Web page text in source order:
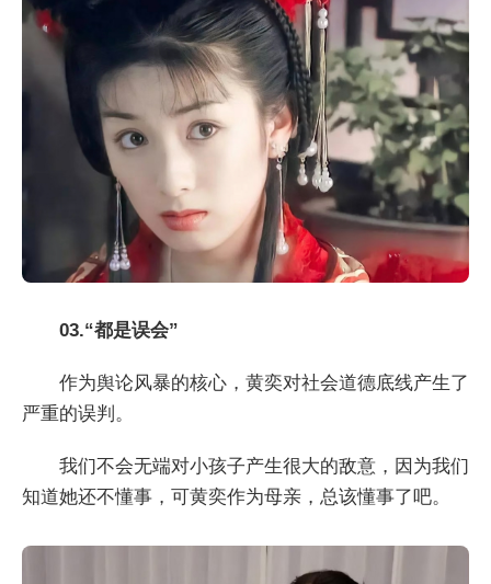
03.“都是误会”
作为舆论风暴的核心，黄奕对社会道德底线产生了
严重的误判。
我们不会无端对小孩子产生很大的敌意，因为我们
知道她还不懂事，可黄奕作为母亲，总该懂事了吧。